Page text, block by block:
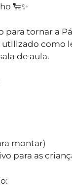
🐑✨
para tornar a
utilizado como
de aula.
montar)
para as